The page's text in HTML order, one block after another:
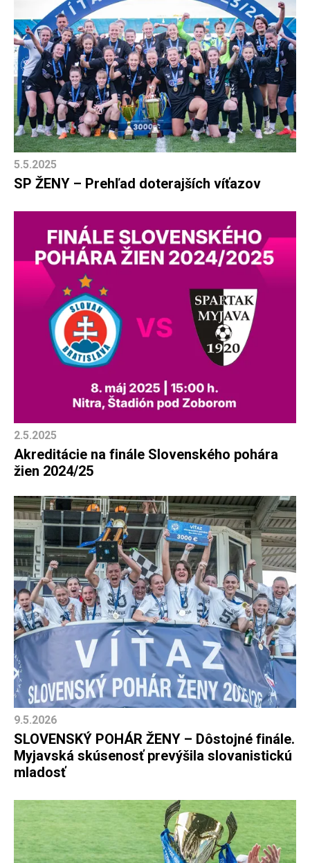
5.5.2025
SP ŽENY – Prehľad doterajších víťazov
2.5.2025
Akreditácie na finále Slovenského pohára
žien 2024/25
9.5.2026
SLOVENSKÝ POHÁR ŽENY – Dôstojné finále.
Myjavská skúsenosť prevýšila slovanistickú
mladosť